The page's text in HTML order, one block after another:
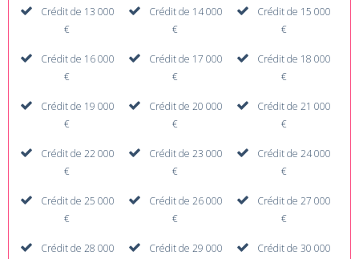
Crédit de 13 000
€
Crédit de 14 000
€
Crédit de 15 000
€
Crédit de 16 000
€
Crédit de 17 000
€
Crédit de 18 000
€
Crédit de 19 000
€
Crédit de 20 000
€
Crédit de 21 000
€
Crédit de 22 000
€
Crédit de 23 000
€
Crédit de 24 000
€
Crédit de 25 000
€
Crédit de 26 000
€
Crédit de 27 000
€
Crédit de 28 000
Crédit de 29 000
Crédit de 30 000